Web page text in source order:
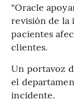
“Oracle
revisión de la
pacientes
clientes.
Un portavoz
el
incidente.